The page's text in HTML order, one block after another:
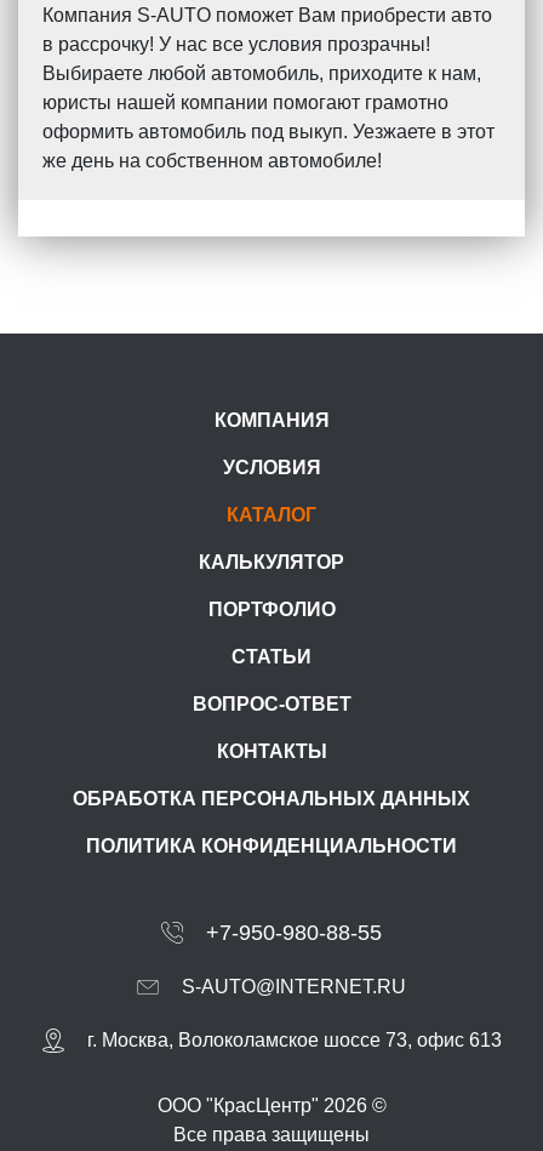
Компания S-AUTO поможет Вам приобрести авто
в рассрочку! У нас все условия прозрачны!
Выбираете любой автомобиль, приходите к нам,
юристы нашей компании помогают грамотно
оформить автомобиль под выкуп. Уезжаете в этот
же день на собственном автомобиле!
КОМПАНИЯ
УСЛОВИЯ
КАТАЛОГ
КАЛЬКУЛЯТОР
ПОРТФОЛИО
СТАТЬИ
ВОПРОС-ОТВЕТ
КОНТАКТЫ
ОБРАБОТКА ПЕРСОНАЛЬНЫХ ДАННЫХ
ПОЛИТИКА КОНФИДЕНЦИАЛЬНОСТИ
+7-950-980-88-55
S-AUTO@INTERNET.RU
г. Москва, Волоколамское шоссе 73, офис 613
ООО "КрасЦентр" 2026 ©
Все права защищены